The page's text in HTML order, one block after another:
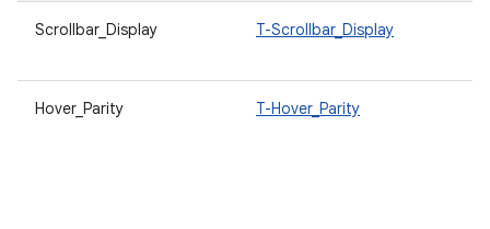
Scrollbar_Display T-Scrollbar_Display
Hover_Parity T-Hover_Parity